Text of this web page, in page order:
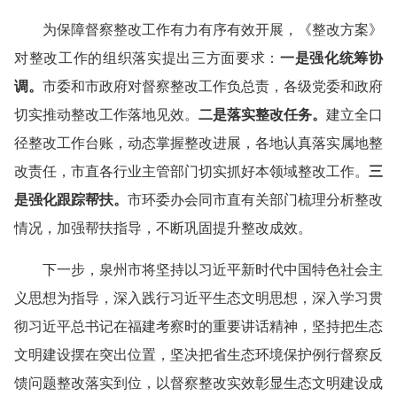
为保障督察整改工作有力有序有效开展，《整改方案》
对整改工作的组织落实提出 三方面要求 ：一是强化统筹协
调。 市委和市政府对督察整改工作负总责， 各级党委和政府
切实推动整改工作落地见效。 二是落实整改任务。 建立全口
径整改工作台账，动态掌握整改进展 ， 各地认真落实属地整
改责任 ， 市直各行业主管部门切实抓好本领域整改工作。 三
是强化跟踪帮扶。 市环委办会同市直有关部门梳理分析整改
情况，加强帮扶指导，不断巩固提升整改成效。
下一步，泉州市将坚持以习近平新时代中国特色社会主
义思想为指导，深入践行习近平生态文明思想，深入学习贯
彻习近平总书记在福建考察时的重要讲话精神，坚持把生态
文明建设摆在突出位置，坚决把省生态环境保护例行督察反
馈问题整改落实到位，以督察整改实效彰显生态文明建设成